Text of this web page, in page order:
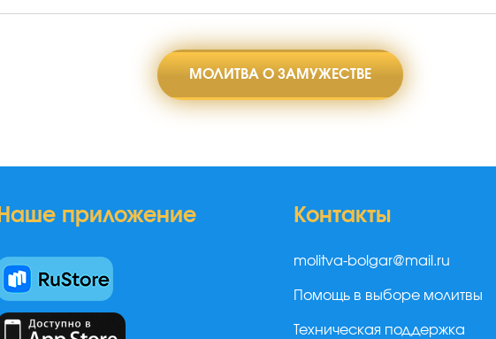
МОЛИТВА О ЗАМУЖЕСТВЕ
Наше приложение Контакты
molitva-bolgar@mail.ru
Помощь в выборе молитвы
Техническая поддержка